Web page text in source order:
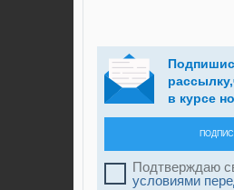
в курсе
Подтверждаю
условиями